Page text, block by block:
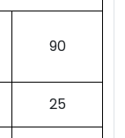
90
25